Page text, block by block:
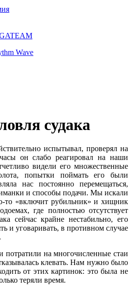
Wave
судака
испытывал, проверял на
он слабо реагировал на наши
видели его множественные
попытки поймать его были
нас постоянно перемещаться,
и способы подачи. Мы искали
то «включит рубильник» и хищник
где полностью отсутствует
сейчас крайне нестабильно, его
и уговаривать, в противном случае
на многочисленные стаи
клевать. Нам нужно было
от этих картинок: это была не
теряли время.